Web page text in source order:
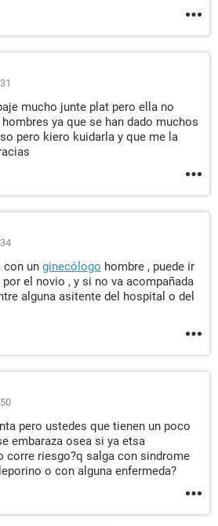
mucho junte plat pero ella no
ya que se han dado muchos
pero kiero kuidarla y que me la
con un ginecólogo hombre , puede ir
el novio , y si no va acompañada
alguna asitente del hospital o del
pero ustedes que tienen un poco
embaraza osea si ya etsa
corre riesgo?q salga con sindrome
o con alguna enfermeda?